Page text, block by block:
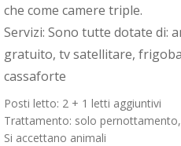
che come camere triple.
Servizi: Sono tutte dotate di:
gratuito, tv satellitare,
cassaforte
Posti letto: 2 + 1 letti aggiuntivi
Trattamento: solo pernottamento,
Si accettano animali